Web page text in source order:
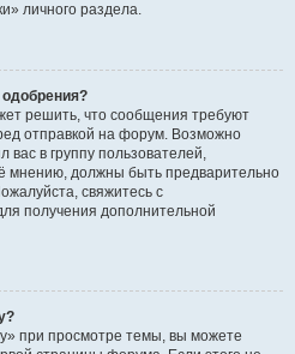
личного раздела.
решить, что сообщения требуют
отправкой на форум. Возможно
вас в группу пользователей,
мнению, должны быть предварительно
свяжитесь с
получения дополнительной
при просмотре темы, вы можете